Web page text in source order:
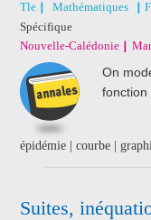
Tle Mathématiques
Spécifique
Nouvelle-Calédonie
On
fonction
épidémie | courbe |
Suites,